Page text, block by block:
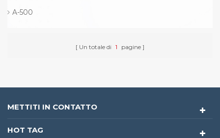
A-500
Un totale di 1 pagine
METTITI IN CONTATTO
HOT TAG